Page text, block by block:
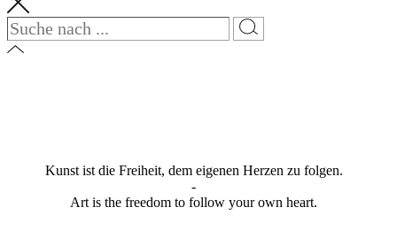
Kunst ist die Freiheit, dem eigenen Herzen zu folgen.
-
Art is the freedom to follow your own heart.